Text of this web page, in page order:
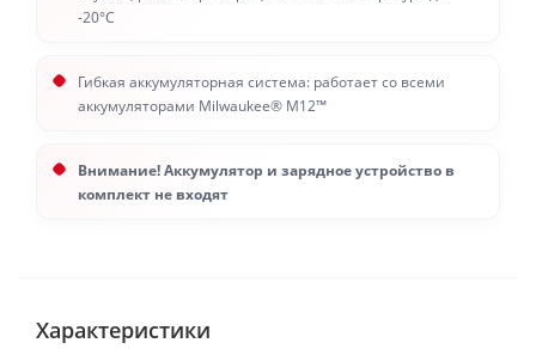
-20°С
Гибкая аккумуляторная система: работает со всеми
аккумуляторами Milwaukee® M12™
Внимание! Аккумулятор и зарядное устройство в
комплект не входят
Характеристики